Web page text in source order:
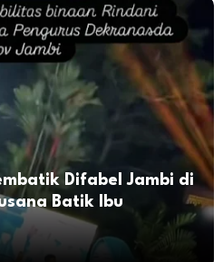
Difabel Jambi di
Batik Ibu